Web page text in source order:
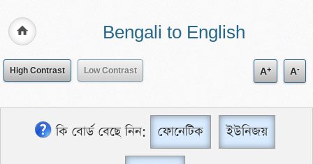
Bengali to English
High Contrast Low Contrast A+ A-
কি বোর্ড বেছে নিন: ফোনেটিক ইউনিজয়